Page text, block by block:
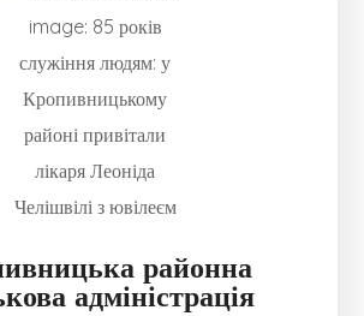
районна
адміністрація